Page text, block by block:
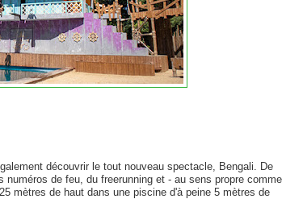
découvrir le tout nouveau spectacle, Bengali. De
de feu, du freerunning et - au sens propre comme
mètres de haut dans une piscine d'à peine 5 mètres de